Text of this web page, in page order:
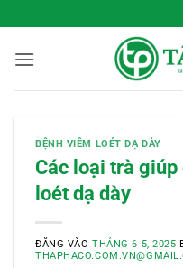
qua
nội
BỆNH VIÊM LOÉT DẠ DÀY
Các loại trà
loét dạ dày
ĐĂNG VÀOTHÁNG 6 5, 2025